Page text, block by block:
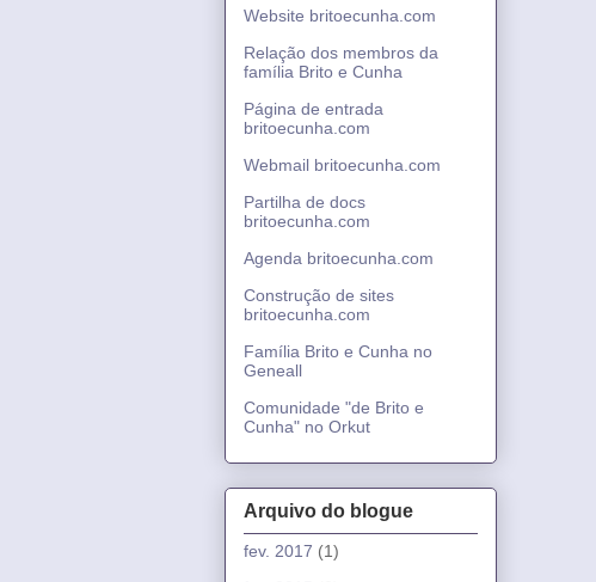
Website britoecunha.com
Relação dos membros da
família Brito e Cunha
Página de entrada
britoecunha.com
Webmail britoecunha.com
Partilha de docs
britoecunha.com
Agenda britoecunha.com
Construção de sites
britoecunha.com
Família Brito e Cunha no
Geneall
Comunidade "de Brito e
Cunha" no Orkut
Arquivo do blogue
fev. 2017 (1)